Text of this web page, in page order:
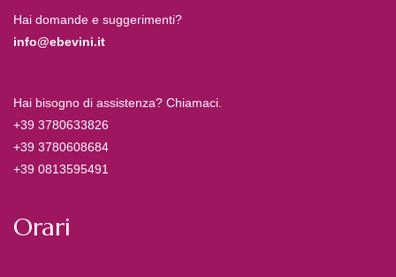
Hai domande e suggerimenti?
info@ebevini.it
Hai bisogno di assistenza? Chiamaci.
+39 3780633826
+39 3780608684
+39 0813595491
Orari